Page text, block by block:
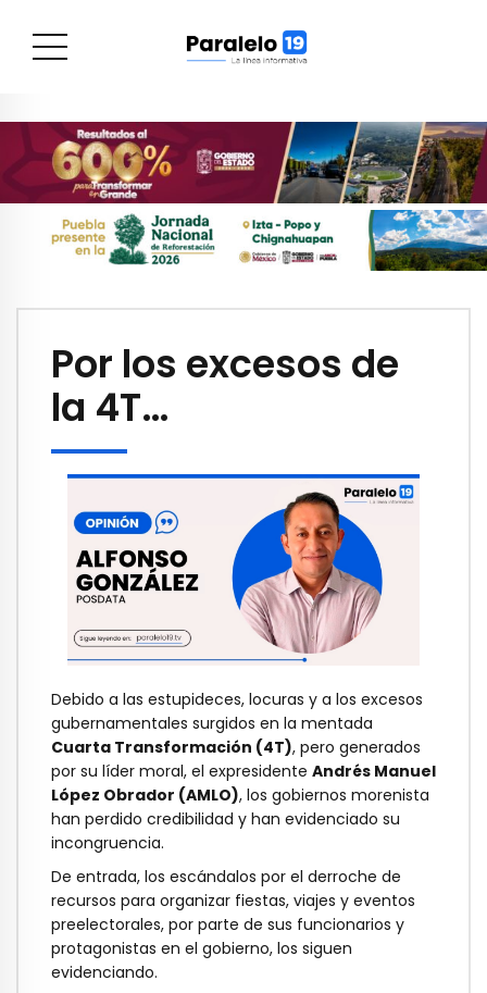
Por los excesos de
la 4T…
Debido a las estupideces, locuras y a los excesos
gubernamentales surgidos en la mentada
Cuarta Transformación (4T), pero generados
por su líder moral, el expresidente Andrés Manuel
López Obrador (AMLO), los gobiernos morenista
han perdido credibilidad y han evidenciado su
incongruencia.
De entrada, los escándalos por el derroche de
recursos para organizar fiestas, viajes y eventos
preelectorales, por parte de sus funcionarios y
protagonistas en el gobierno, los siguen
evidenciando.